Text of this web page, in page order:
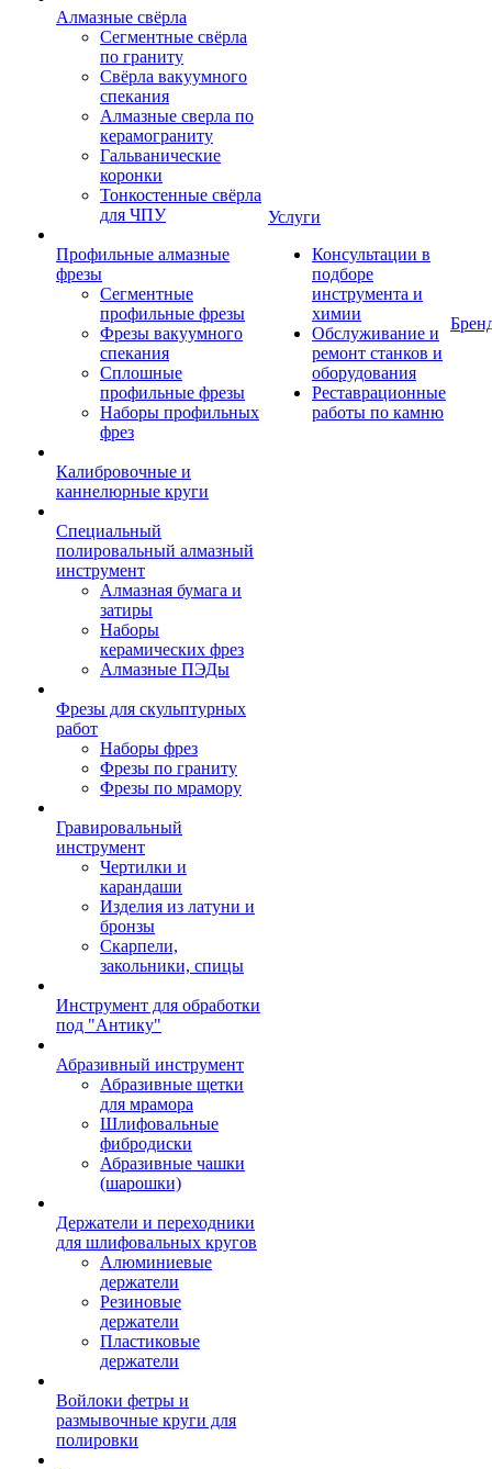
Алмазные свёрла
Сегментные свёрла
по граниту
Свёрла вакуумного
спекания
Алмазные сверла по
керамограниту
Гальванические
коронки
Тонкостенные свёрла
для ЧПУ
Профильные алмазные
фрезы
Сегментные
профильные фрезы
Фрезы вакуумного
спекания
Сплошные
профильные фрезы
Наборы профильных
фрез
Калибровочные и
каннелюрные круги
Специальный
полировальный алмазный
инструмент
Алмазная бумага и
затиры
Наборы
керамических фрез
Алмазные ПЭДы
Фрезы для скульптурных
работ
Наборы фрез
Фрезы по граниту
Фрезы по мрамору
Гравировальный
инструмент
Чертилки и
карандаши
Изделия из латуни и
бронзы
Скарпели,
закольники, спицы
Инструмент для обработки
под "Антику"
Абразивный инструмент
Абразивные щетки
для мрамора
Шлифовальные
фибродиски
Абразивные чашки
(шарошки)
Держатели и переходники
для шлифовальных кругов
Алюминиевые
держатели
Резиновые
держатели
Пластиковые
держатели
Войлоки фетры и
размывочные круги для
полировки
Услуги
Консультации в
подборе
инструмента и
химии
Обслуживание и
ремонт станков и
оборудования
Реставрационные
работы по камню